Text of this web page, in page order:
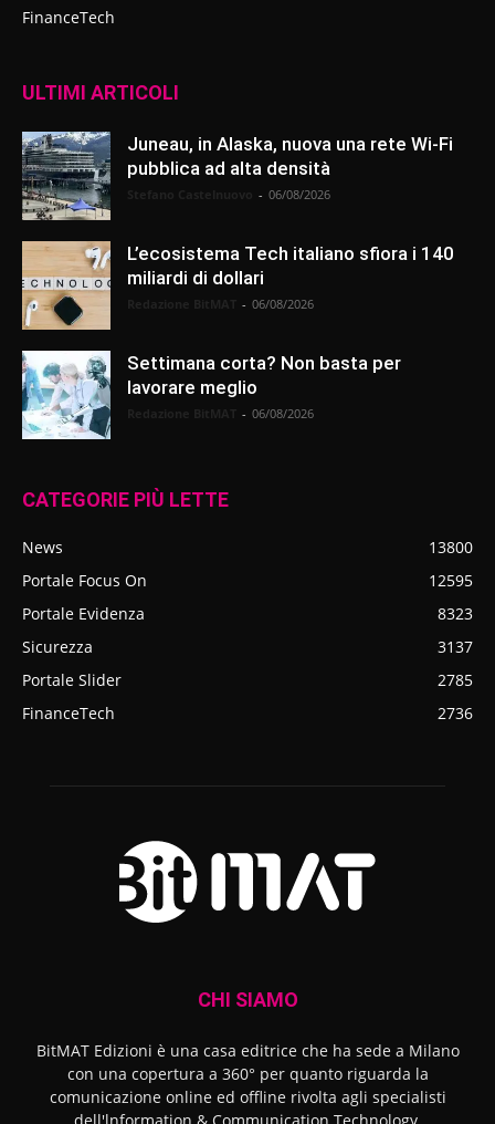
FinanceTech
ULTIMI ARTICOLI
Juneau, in Alaska, nuova una rete Wi-Fi
pubblica ad alta densità
- 06/08/2026
L’ecosistema Tech italiano sfiora i 140
miliardi di dollari
- 06/08/2026
Settimana corta? Non basta per
lavorare meglio
- 06/08/2026
CATEGORIE PIÙ LETTE
News
13800
Portale Focus On
12595
Portale Evidenza
8323
Sicurezza
3137
Portale Slider
2785
FinanceTech
2736
CHI SIAMO
BitMAT Edizioni è una casa editrice che ha sede a Milano
con una copertura a 360° per quanto riguarda la
comunicazione online ed offline rivolta agli specialisti